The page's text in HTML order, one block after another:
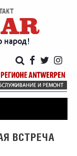
ВСТРЕЧА